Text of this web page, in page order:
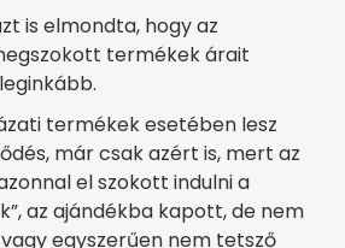
is elmondta, hogy az
termékek árait
termékek esetében lesz
már csak azért is, mert az
el szokott indulni a
az ajándékba kapott, de nem
egyszerűen nem tetsző